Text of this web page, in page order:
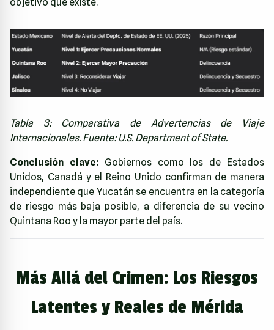
Tabla 3: Comparativa de Advertencias de Viaje
Internacionales. Fuente: U.S. Department of State.
Conclusión clave:Gobiernos como los de Estados
Unidos, Canadá y el Reino Unido confirman de manera
independiente que Yucatán se encuentra en la categoría
de riesgo más baja posible, a diferencia de su vecino
Quintana Roo y la mayor parte del país.
Más Allá del Crimen: Los Riesgos
Latentes y Reales de Mérida